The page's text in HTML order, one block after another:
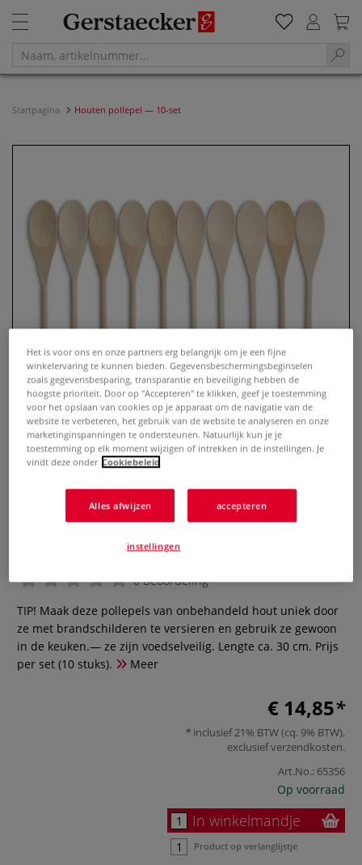
Startpagina Houten pollepel — 10-set
Houten pollepel — 10-set
0 Beoordeling
TIP! Maak deze pollepels van onbehandeld hout uniek door
ze met brandschilderen te versieren en gebruik ze gewoon
in de keuken.— ze zijn voedselveilig. Lengte ca. 30 cm. Prijs
per set (10 stuks).
Meer
€ 14,85
inclusief 21% BTW (cq. 9% BTW),
exclusiefverzendkosten.
Art.No.: 65356
Op voorraad
In winkelmandje
Product op verlanglijstje
Het is voor ons en onze partners erg belangrijk om je een fijne
winkelervaring te kunnen bieden. Gegevensbeschermingsbeginselen
zoals gegevensbesparing, transparantie en beveiliging hebben de
hoogste prioriteit. Door op "Accepteren" te klikken, geef je toestemming
voor het opslaan van cookies op je apparaat om de navigatie van de
website te verbeteren, het gebruik van de website te analyseren en onze
marketinginspanningen te ondersteunen. Natuurlijk kun je je
toestemming op elk moment wijzigen of intrekken in de instellingen. Je
vindt deze onder Cookiebeleid
Alles afwijzen accepteren
instellingen